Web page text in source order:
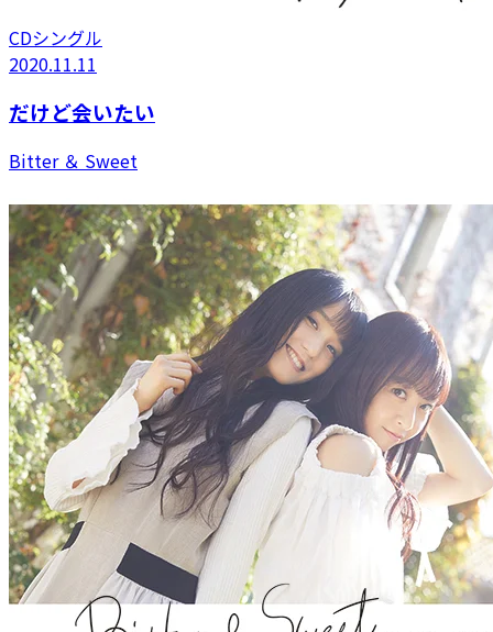
CDシングル
2020.11.11
だけど会いたい
Bitter ＆ Sweet